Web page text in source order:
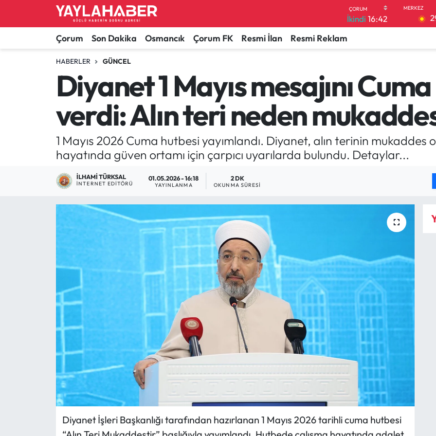
İkindi 16:42
Çorum Son Dakika Osmancık Çorum FK Resmi İlan Resmi Reklam
HABERLER GÜNCEL
Diyanet 1 Mayıs mesajını
verdi: Alın teri neden
1 Mayıs 2026 Cuma hutbesi yayımlandı. Diyanet, alın terinin mukaddes
hayatında güven ortamı için çarpıcı uyarılarda bulundu. Detaylar...
İLHAMI TÜRKSAL
İNTERNET EDITÖRÜ
01.05.2026 - 16:18
YAYINLANMA
2 DK
OKUNMA SÜRESI
Diyanet İşleri Başkanlığı tarafından hazırlanan 1 Mayıs 2026 tarihli cuma hutbesi
Alaca Haberleri
Bayat Haberleri
Bilgi - Keşfet Haberleri
Bilim ve Teknoloji
Boğazkale Haberleri
Çorum Haberleri
Çorum Son Dakika Haberleri
Dodurga Haberleri
İskilip Haberleri
Kültür Sanat
Laçin Haberleri
Çorum Nöbetçi Eczaneler
Çorum Hava Durumu
Çorum Namaz Vakitleri
Çorum Trafik Yoğunluk Haritası
TFF 1.Lig Puan Durumu ve Fikstür
Tüm Manşetler
Son Dakika Haberleri
Haber Arşivi